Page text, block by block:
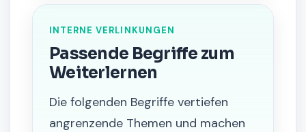
INTERNE VERLINKUNGEN
Passende Begriffe zum
Weiterlernen
Die folgenden Begriffe vertiefen
angrenzende Themen und machen